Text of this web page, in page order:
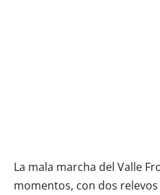
La mala marcha del Valle
momentos, con dos